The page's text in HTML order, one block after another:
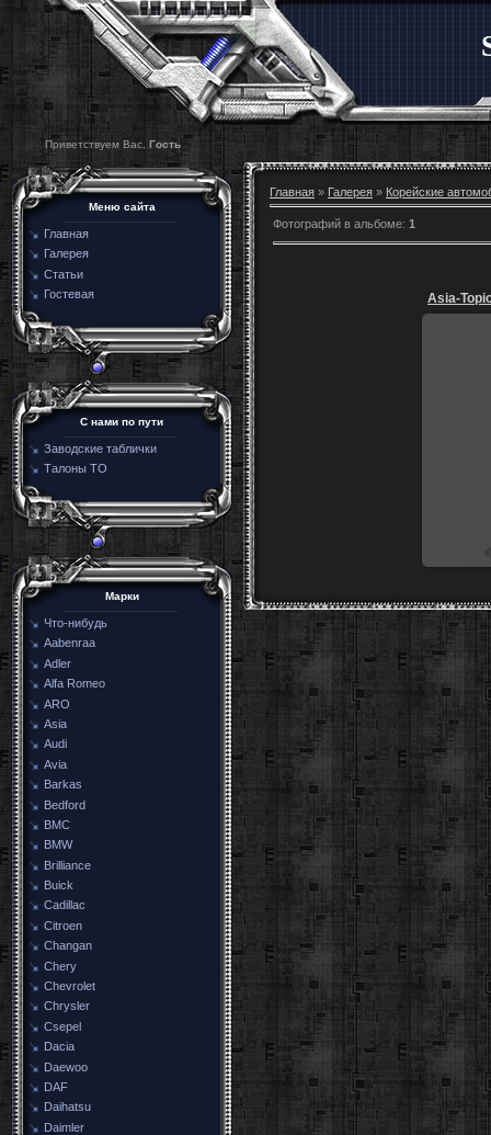
Приветствуем Вас, Гость
Меню сайта
Главная
Галерея
Статьи
Гостевая
С нами по пути
Заводские таблички
Талоны ТО
Марки
Что-нибудь
Aabenraa
Adler
Alfa Romeo
ARO
Asia
Audi
Avia
Barkas
Bedford
BMC
BMW
Brilliance
Buick
Cadillac
Citroen
Changan
Chery
Chevrolet
Chrysler
Csepel
Dacia
Daewoo
DAF
Daihatsu
Daimler
Главная » Галерея » Корейские
Фотографий в альбоме: 1
Asia-